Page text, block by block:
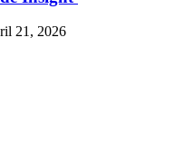
21, 2026